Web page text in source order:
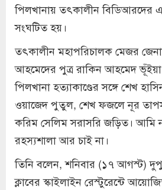
পিলখানায় তৎকালীন বিডিআরদের
সংঘটিত হয়।
তৎকালীন মহাপরিচালক মেজর
আহমেদের পুত্র রাকিন আহমেদ
পিলখানা হত্যাকাণ্ডের সঙ্গে শেখ
ওয়াজেদ পুতুল, শেখ ফজলে নূর
করিম সেলিম সরাসরি জড়িত। আমি
রহস্যশালা আর চাই না।
তিনি বলেন, শনিবার (১৭ আগস্ট)
ক্লাবের স্কাইলাইন রেস্টুরেন্টে